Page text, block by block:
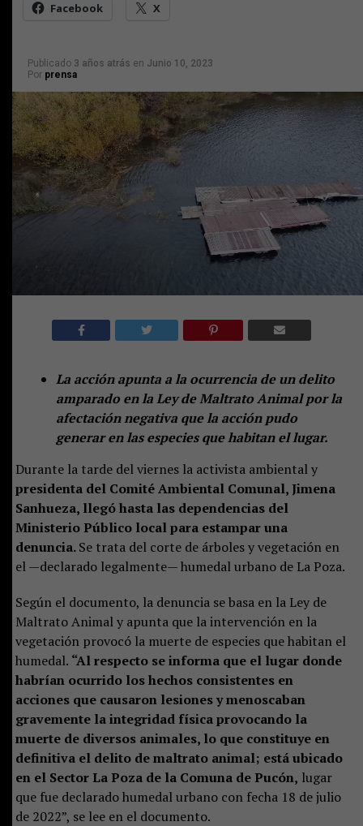
Facebook X
Publicado 3 años atrás en Junio 10, 2023
Por prensa
La acción apunta a la ocurrencia de un delito
amparado en la Ley de Maltrato Animal por la
afectación negativa que la acción pudo
generar en las especies que habitan el lugar.
Durante la tarde del viernes la activista ambiental y
presidenta del Comité Ambiental Comunal, Jimena
Sanhueza, llegó hasta las dependencias del
Ministerio Público local para estampar una
denuncia.Se trata del corte de árboles y vegetación en
el —declarado legalmente— humedal urbano de La Poza.
Según el documento, la denuncia se basa en la Ley de
Maltrato Animal y apunta que la intervención en la
vegetación provocó la muerte de especies que habitan el
humedal. “Al respecto se informa que el lugar donde
habrían ocurrido los hechos consistentes en
acciones que causaron lesiones y menoscaban
gravemente la integridad física provocando la
muerte de diversos animales, lo que constituye en
definitiva el delito de maltrato animal; está ubicado
en el Sector La Poza de la Comuna de Pucón, lugar
que fue declarado humedal urbano con fecha 18 de julio
de 2022”, se lee en el documento.